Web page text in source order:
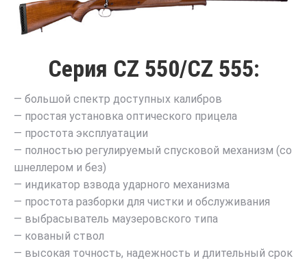
Серия CZ 550/CZ 555:
— большой спектр доступных калибров
— простая установка оптического прицела
— простота эксплуатации
— полностью регулируемый спусковой механизм (со
шнеллером и без)
— индикатор взвода ударного механизма
— простота разборки для чистки и обслуживания
— выбрасыватель маузеровского типа
— кованый ствол
— высокая точность, надежность и длительный срок